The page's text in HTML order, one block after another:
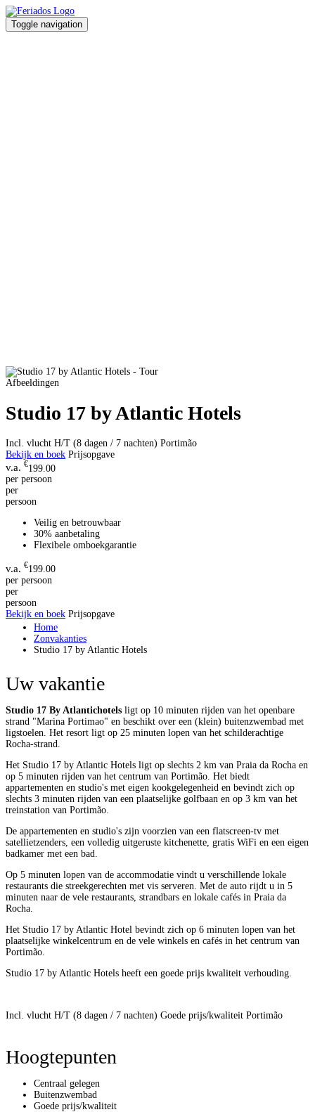
Toggle navigation
Afbeeldingen
Studio 17 by Atlantic Hotels
Incl. vlucht H/T (8 dagen / 7 nachten) Portimão
Bekijk en boek Prijsopgave
€199.00
per persoon
per
persoon
Veilig en betrouwbaar
30% aanbetaling
Flexibele omboekgarantie
€199.00
per persoon
per
persoon
Bekijk en boek Prijsopgave
Home
Zonvakanties
Studio 17 by Atlantic Hotels
Uw vakantie
Studio 17 By Atlantichotels ligt op 10 minuten rijden van het openbare
strand "Marina Portimao" en beschikt over een (klein) buitenzwembad met
ligstoelen. Het resort ligt op 25 minuten lopen van het schilderachtige
Rocha-strand.
Het Studio 17 by Atlantic Hotels ligt op slechts 2 km van Praia da Rocha en
op 5 minuten rijden van het centrum van Portimão. Het biedt
appartementen en studio's met eigen kookgelegenheid en bevindt zich op
slechts 3 minuten rijden van een plaatselijke golfbaan en op 3 km van het
treinstation van Portimão.
De appartementen en studio's zijn voorzien van een flatscreen-tv met
satellietzenders, een volledig uitgeruste kitchenette, gratis WiFi en een eigen
badkamer met een bad.
Op 5 minuten lopen van de accommodatie vindt u verschillende lokale
restaurants die streekgerechten met vis serveren. Met de auto rijdt u in 5
minuten naar de vele restaurants, strandbars en lokale cafés in Praia da
Rocha.
Het Studio 17 by Atlantic Hotel bevindt zich op 6 minuten lopen van het
plaatselijke winkelcentrum en de vele winkels en cafés in het centrum van
Portimão.
Studio 17 by Atlantic Hotels heeft een goede prijs kwaliteit verhouding.
Incl. vlucht H/T (8 dagen / 7 nachten) Goede prijs/kwaliteit Portimão
Hoogtepunten
Centraal gelegen
Buitenzwembad
Goede prijs/kwaliteit